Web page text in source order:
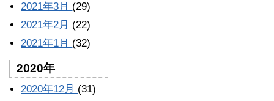
2021年3月 (29)
2021年2月 (22)
2021年1月 (32)
2020年
2020年12月 (31)